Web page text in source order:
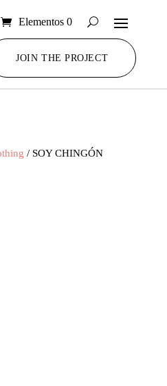
Elementos 0
JOIN THE PROJECT
/ SOY CHINGÓN